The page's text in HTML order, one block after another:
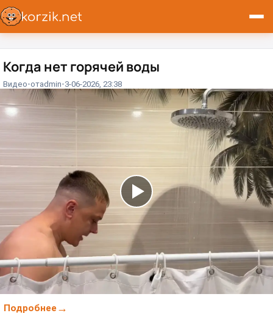
Когда нет горячей воды⁠⁠
Видео отadmin 3-06-2026, 23:38
Подробнее